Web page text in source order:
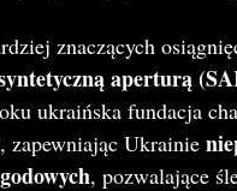
znaczących
aperturą
ukraińska fundacja
zapewniając Ukrainie
, pozwalające